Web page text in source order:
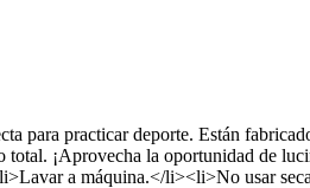
practicar deporte. Están
total. ¡Aprovecha la oportunidad
a máquina.</li><li>No usar